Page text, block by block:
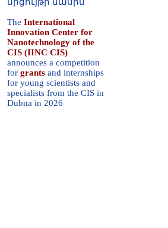
TheInternational
Nanotechnology of the
CIS (IINC CIS)
announces a competition
forgrantsand internships
for young scientists and
specialists from the CIS in
Dubna in 2026